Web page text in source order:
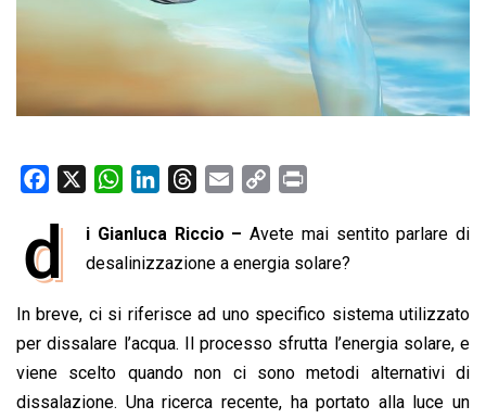
e
o
o
k
W
a
t
A
p
p
n
k
d
I
n
r
e
d
s
a
i
p
y
i
n
k
i
n
d i Gianluca Riccio – Avete mai sentito parlare di
desalinizzazione a energia solare?
In breve, ci si riferisce ad uno specifico sistema utilizzato
per dissalare l’acqua. Il processo sfrutta l’energia solare, e
viene scelto quando non ci sono metodi alternativi di
dissalazione. Una ricerca recente, ha portato alla luce un